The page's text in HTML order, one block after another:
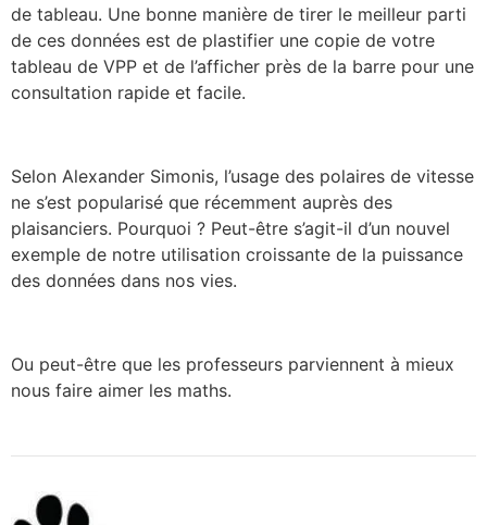
de tableau. Une bonne manière de tirer le meilleur parti
de ces données est de plastifier une copie de votre
tableau de VPP et de l’afficher près de la barre pour une
consultation rapide et facile.
Selon Alexander Simonis, l’usage des polaires de vitesse
ne s’est popularisé que récemment auprès des
plaisanciers. Pourquoi ? Peut-être s’agit-il d’un nouvel
exemple de notre utilisation croissante de la puissance
des données dans nos vies.
Ou peut-être que les professeurs parviennent à mieux
nous faire aimer les maths.